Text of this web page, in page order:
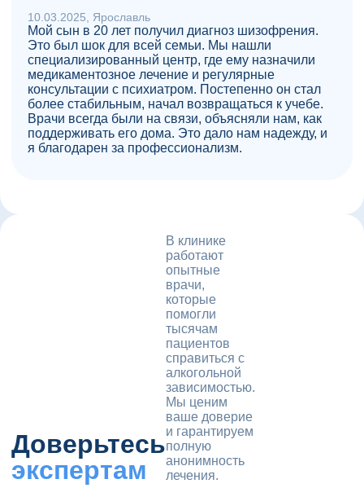
10.03.2025, Ярославль
Мой сын в 20 лет получил диагноз шизофрения.
Это был шок для всей семьи. Мы нашли
специализированный центр, где ему назначили
медикаментозное лечение и регулярные
консультации с психиатром. Постепенно он стал
более стабильным, начал возвращаться к учебе.
Врачи всегда были на связи, объясняли нам, как
поддерживать его дома. Это дало нам надежду, и
я благодарен за профессионализм.
Доверьтесь
экспертам
В клинике
работают
опытные
врачи,
которые
помогли
тысячам
пациентов
справиться с
алкогольной
зависимостью.
Мы ценим
ваше доверие
и гарантируем
полную
анонимность
лечения.
стаж 19 лет